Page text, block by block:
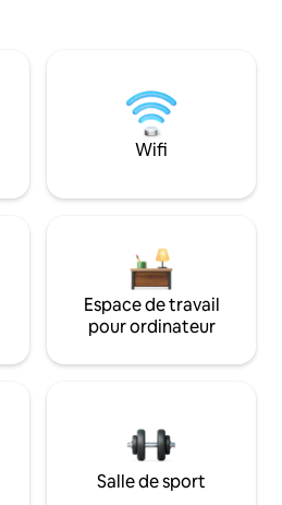
Wifi
Espace de travail
pour ordinateur
Salle de sport